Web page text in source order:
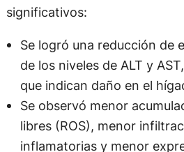
significativos:
Se logró una reducción de
de los niveles de ALT y
que indican daño en el
Se observó menor
libres (ROS), menor
inflamatorias y menor